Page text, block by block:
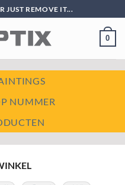
JUST REMOVE IT...
0
NUMMER